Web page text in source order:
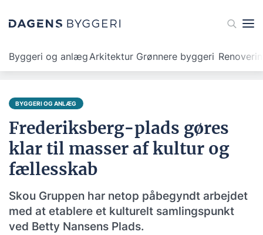
Byggeri og anlægArkitektur Grønnere byggeri
BYGGERI OG ANLÆG
Frederiksberg-plads gøres
klar til masser af kultur og
fællesskab
Skou Gruppen har netop påbegyndt arbejdet
med at etablere et kulturelt samlingspunkt
ved Betty Nansens Plads.